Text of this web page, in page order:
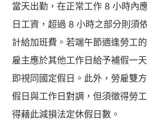
當天出勤，在正常工作 8 小時內
日工資，超過 8 小時之部分則須
計給加班費。若端午節適逢勞工
雇主應於其他工作日給予補假一
即視同國定假日。此外，勞雇雙
假日與工作日對調，但須徵得勞
得藉此減損法定休假日數。